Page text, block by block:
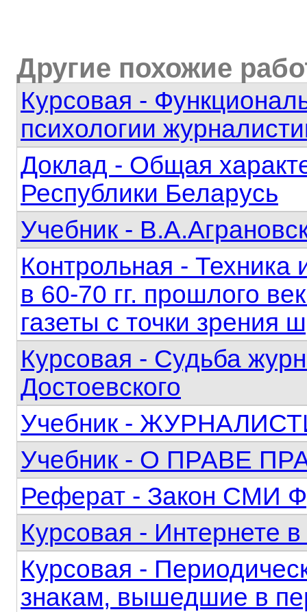
Другие похожие
Курсовая -
психологии
Доклад - Общая
Республики Беларусь
Учебник -
Контрольная - Техника
в 60-70 гг. прошлого
газеты с точки
Курсовая - Судьба
Достоевского
Учебник -
Учебник - О ПРАВЕ
Реферат - Закон СМИ
Курсовая - Интернете
Курсовая -
знакам, вышедшие в